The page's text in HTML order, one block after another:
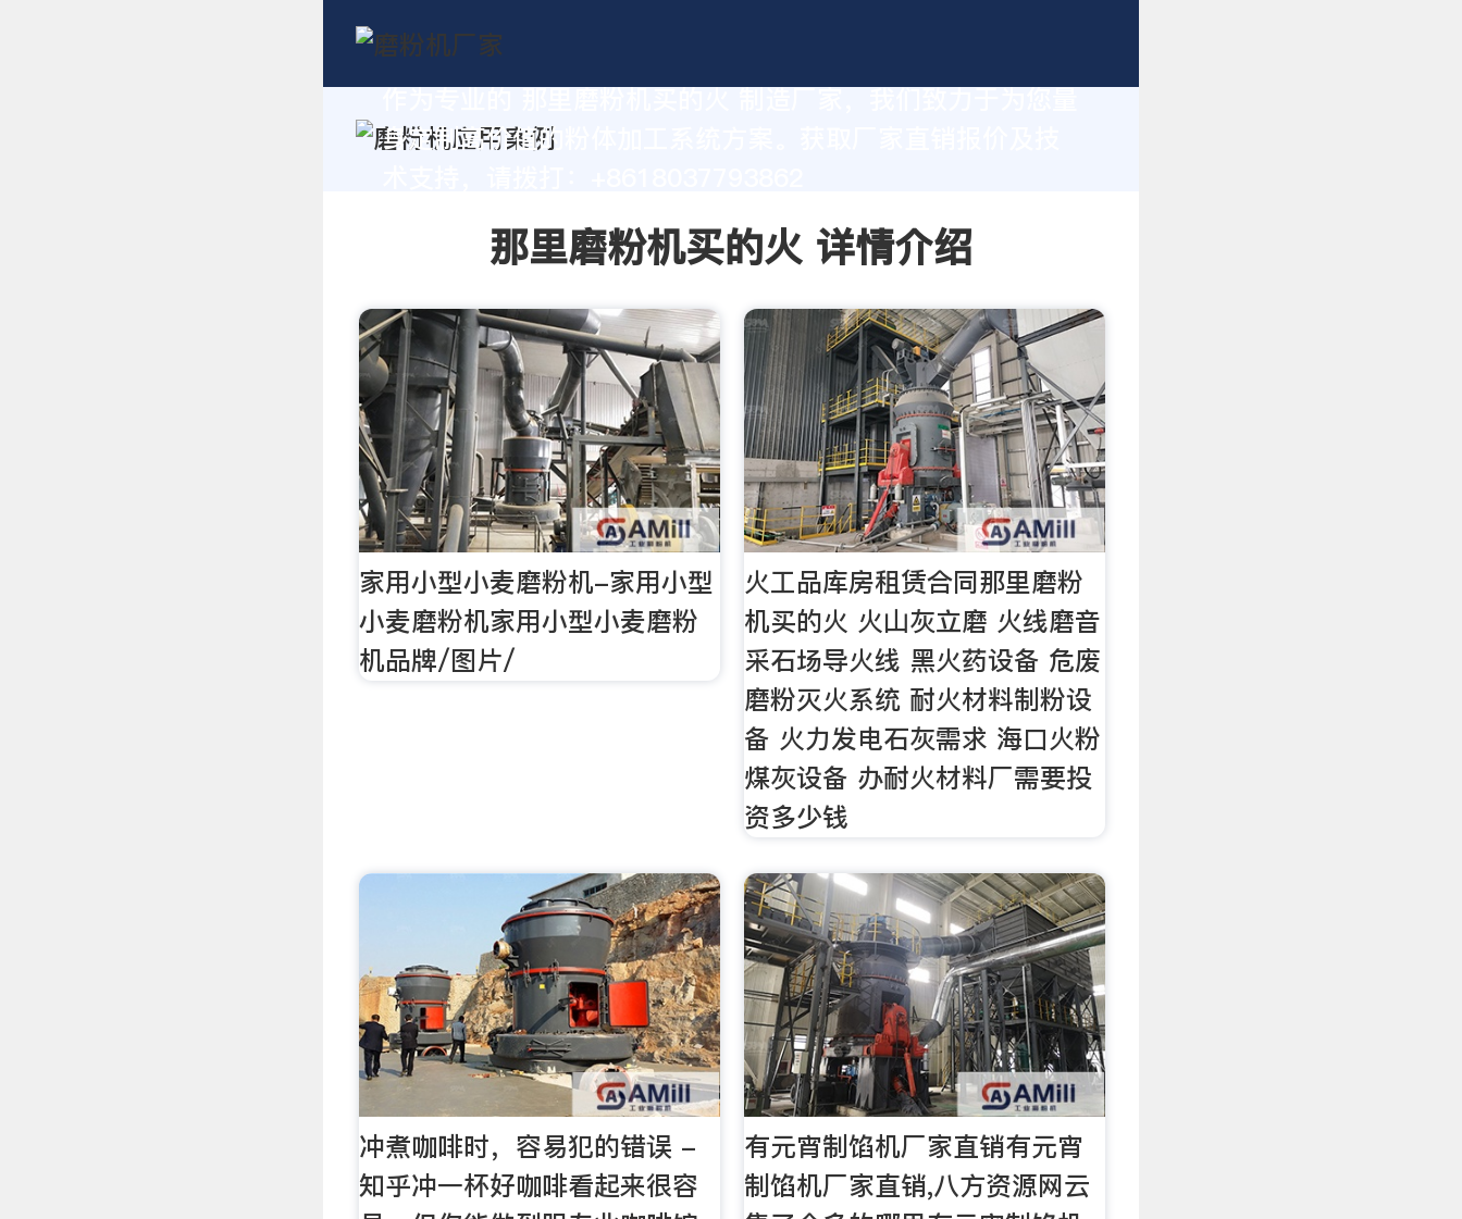
身定制高价值的粉体加工系统方案。获取厂家直销报价及技
那里磨粉机买的火 详情介绍
家用小型小麦磨粉机-家用小型
小麦磨粉机家用小型小麦磨粉
机品牌/图片/
火工品库房租赁合同那里磨粉
机买的火 火山灰立磨 火线磨音
采石场导火线 黑火药设备 危废
磨粉灭火系统 耐火材料制粉设
备 火力发电石灰需求 海口火粉
煤灰设备 办耐火材料厂需要投
资多少钱
冲煮咖啡时，容易犯的错误 -
知乎冲一杯好咖啡看起来很容
有元宵制馅机厂家直销有元宵
制馅机厂家直销,八方资源网云